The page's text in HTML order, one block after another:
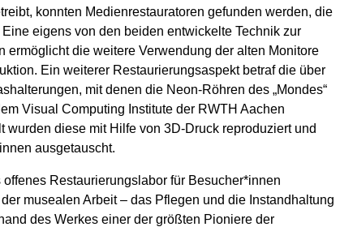
konnten Medienrestauratoren gefunden werden, die
eigens von den beiden entwickelte Technik zur
ermöglicht die weitere Verwendung der alten Monitore
Ein weiterer Restaurierungsaspekt betraf die über
mit denen die Neon-Röhren des „Mondes“
Visual Computing Institute der RWTH Aachen
diese mit Hilfe von 3D-Druck reproduziert und
ausgetauscht.
Restaurierungslabor für Besucher*innen
musealen Arbeit – das Pflegen und die Instandhaltung
des Werkes einer der größten Pioniere der